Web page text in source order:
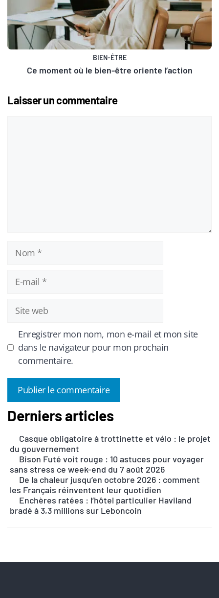
BIEN-ÊTRE
Ce moment où le bien-être oriente l’action
Laisser un commentaire
Nom
Site
Enregistrer mon nom, mon e-mail et mon site
dans le navigateur pour mon prochain
commentaire.
A
e
r
a
:
Derniers articles
Casque obligatoire à trottinette et vélo : le projet
du gouvernement
Bison Futé voit rouge : 10 astuces pour voyager
sans stress ce week-end du 7 août 2026
De la chaleur jusqu’en octobre 2026 : comment
les Français réinventent leur quotidien
Enchères ratées : l’hôtel particulier Haviland
bradé à 3,3 millions sur Leboncoin